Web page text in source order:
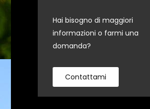
Hai bisogno di maggiori
informazioni o farmi una
domanda?
Contattami